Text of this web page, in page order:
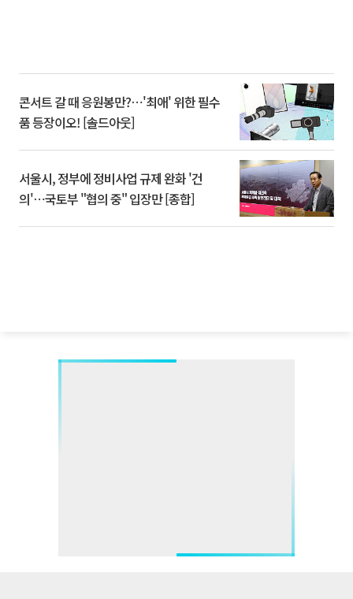
콘서트 갈 때 응원봉만?⋯'최애' 위한 필수
품 등장이오! [솔드아웃]
서울시, 정부에 정비사업 규제 완화 '건
의'⋯국토부 "협의 중" 입장만 [종합]